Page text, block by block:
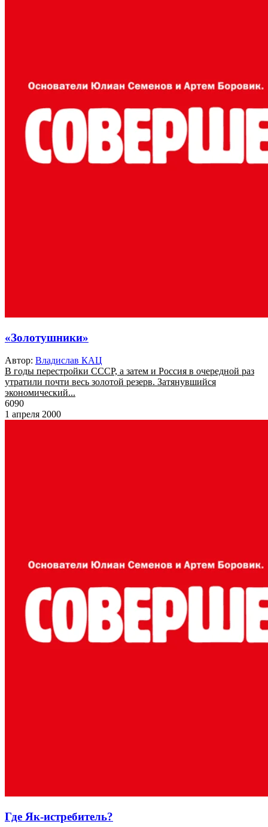
«Золотушники»
Автор: Владислав КАЦ
В годы перестройки СССР, а затем и Россия в очередной раз
утратили почти весь золотой резерв. Затянувшийся
экономический...
6090
1 апреля 2000
Где Як-истребитель?